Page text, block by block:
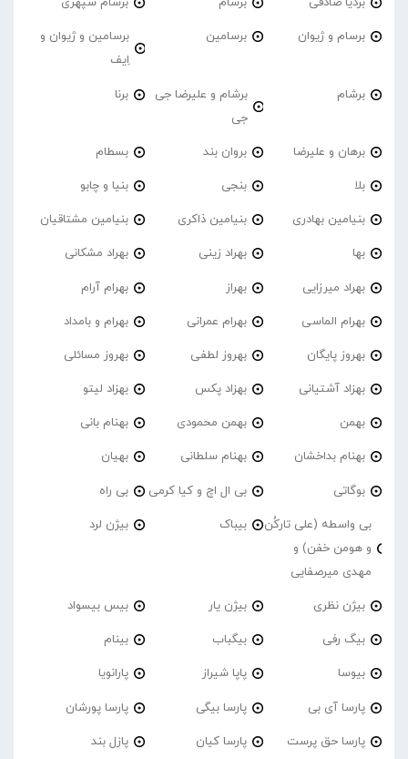
برسام و ژیوان برسامین
برسامین و ژیوان و
اِیف
برشام
برشام و علیرضا جی
جی
برنا
برهان و علیرضا بروان بند بسطام
بلا بنجی بنیا و چابو
بنیامین بهادری بنیامین ذاکری بنیامین مشتاقیان
بها بهراد زینی بهراد مشکانی
بهراد میرزایی بهراز بهرام آرام
بهرام الماسی بهرام عمرانی بهرام و بامداد
بهروز پایگان بهروز لطفی بهروز مسائلی
بهزاد آشتیانی بهزاد پکس بهزاد لیتو
بهمن بهمن محمودی بهنام بانی
بهنام بداخشان بهنام سلطانی بهیان
بوگاتی بی ال اچ و کیا کرمی بی راه
بی واسطه (علی تارکُن
و هومن خفن) و
مهدی میرصفایی
بیباک بیژن لرد
بیژن نظری بیژن یار بیس بیسواد
بیگ رفی بیگباب بینام
بیوسا پاپا شیراز پارانویا
پارسا آی بی پارسا بیگی پارسا پورشان
پارسا حق پرست پارسا کیان پازل بند